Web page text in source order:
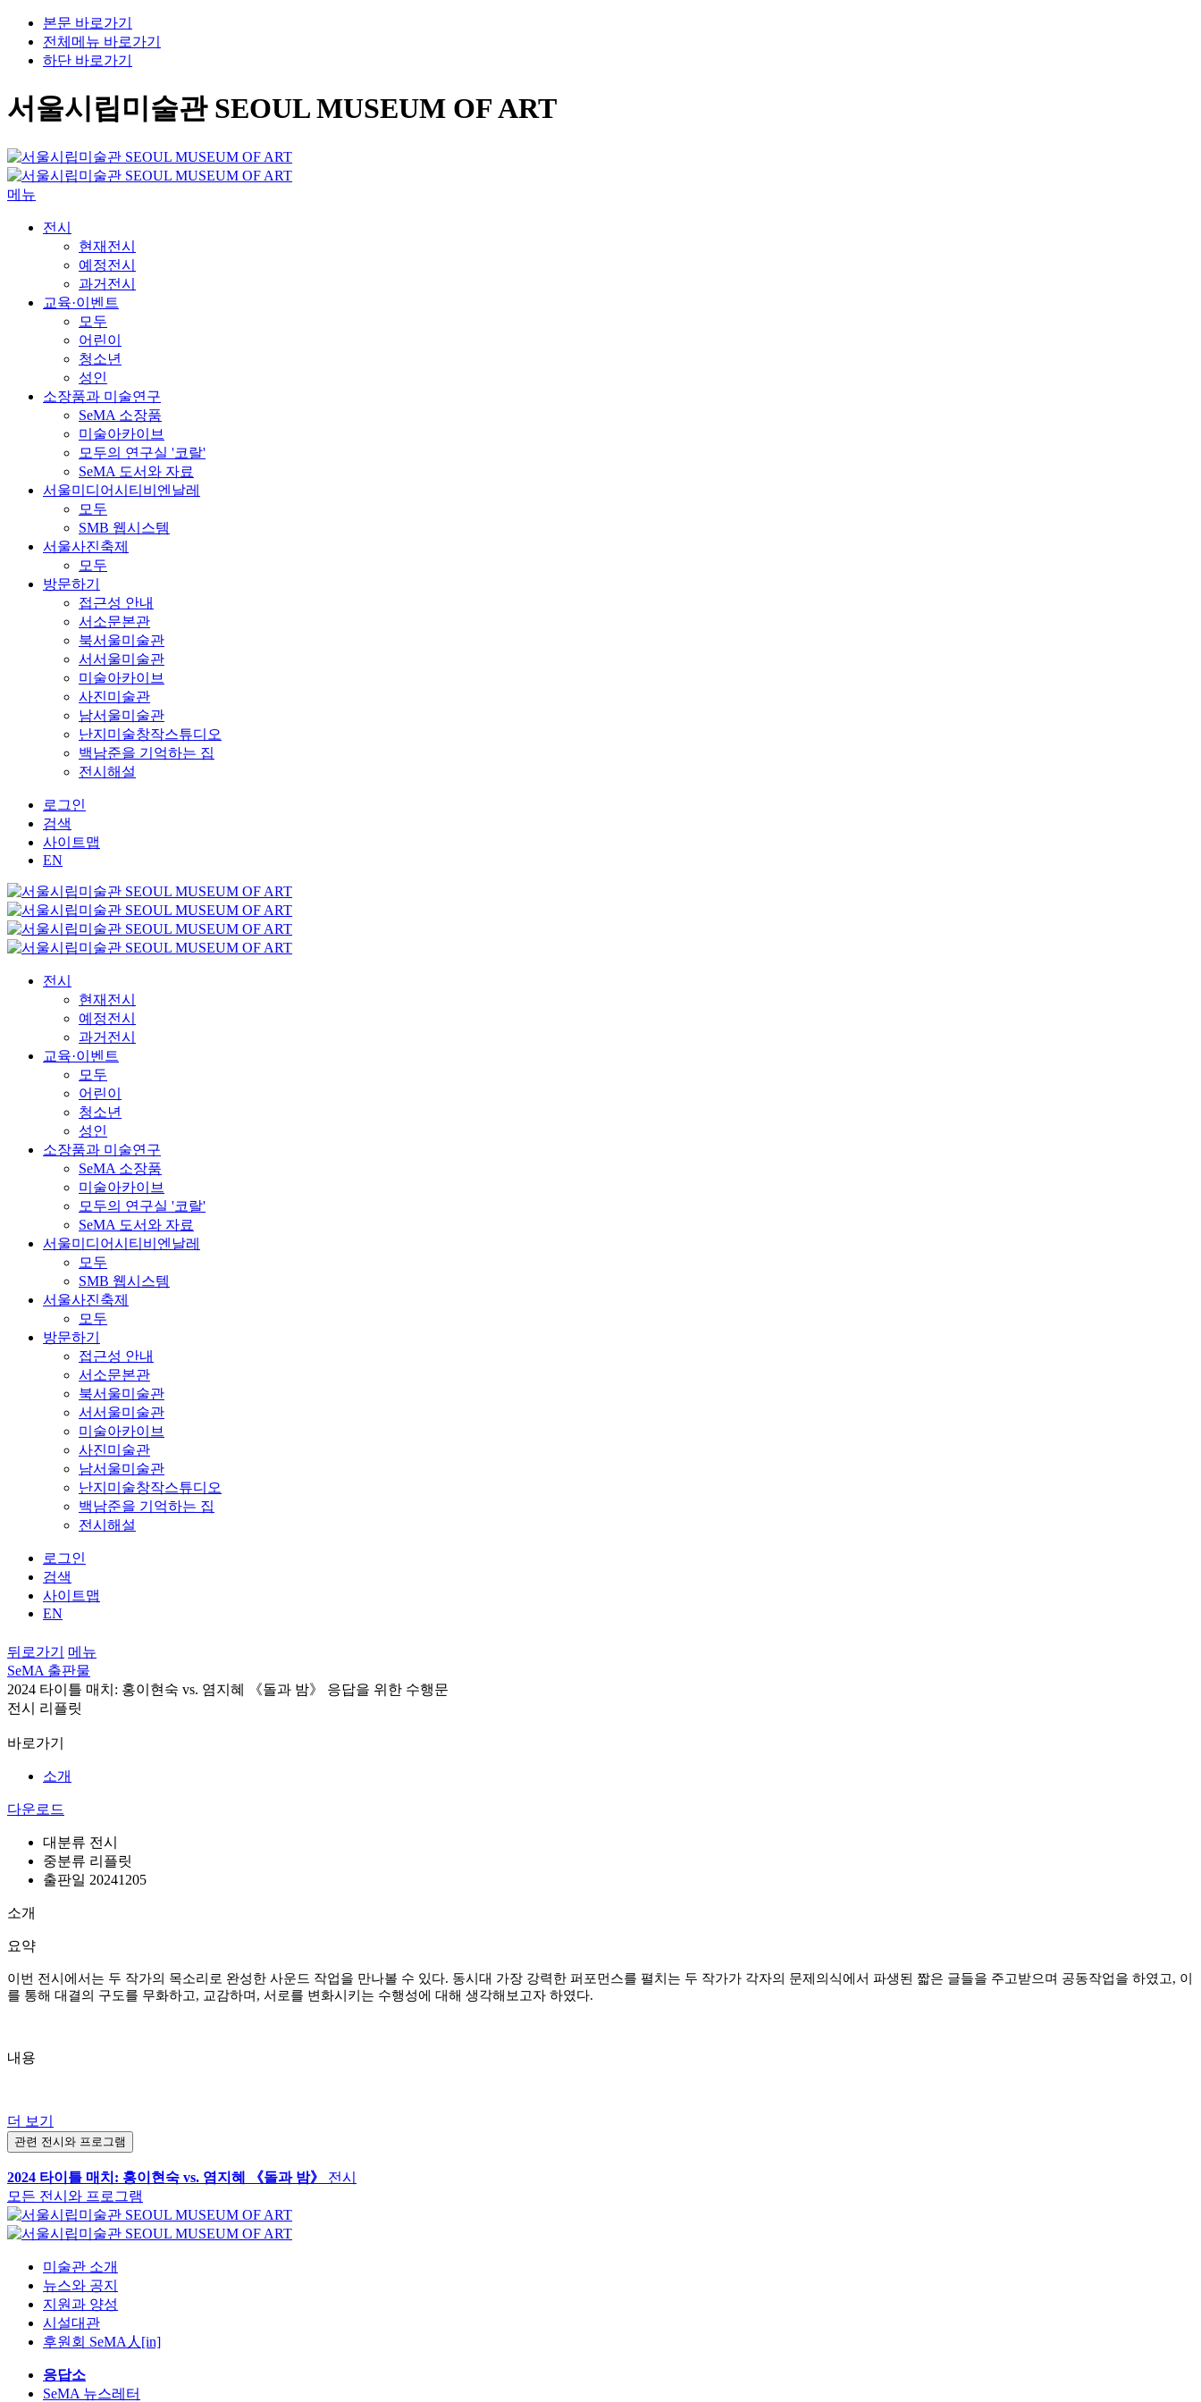
본문 바로가기
전체메뉴 바로가기
하단 바로가기
서울시립미술관 SEOUL MUSEUM OF ART
메뉴
전시
현재전시
예정전시
과거전시
교육·이벤트
모두
어린이
청소년
성인
소장품과 미술연구
SeMA 소장품
미술아카이브
모두의 연구실 '코랄'
SeMA 도서와 자료
서울미디어시티비엔날레
모두
SMB 웹시스템
서울사진축제
모두
방문하기
접근성 안내
서소문본관
북서울미술관
서서울미술관
미술아카이브
사진미술관
남서울미술관
난지미술창작스튜디오
백남준을 기억하는 집
전시해설
로그인
검색
사이트맵
EN
전시
현재전시
예정전시
과거전시
교육·이벤트
모두
어린이
청소년
성인
소장품과 미술연구
SeMA 소장품
미술아카이브
모두의 연구실 '코랄'
SeMA 도서와 자료
서울미디어시티비엔날레
모두
SMB 웹시스템
서울사진축제
모두
방문하기
접근성 안내
서소문본관
북서울미술관
서서울미술관
미술아카이브
사진미술관
남서울미술관
난지미술창작스튜디오
백남준을 기억하는 집
전시해설
로그인
검색
사이트맵
EN
뒤로가기
메뉴
SeMA 출판물
2024 타이틀 매치: 홍이현숙 vs. 염지혜 《돌과 밤》 응답을 위한 수행문
전시 리플릿
바로가기
소개
다운로드
대분류 전시
중분류 리플릿
출판일 20241205
소개
요약
이번 전시에서는 두 작가의 목소리로 완성한 사운드 작업을 만나볼 수 있다. 동시대 가장 강력한 퍼포먼스를 펼치는 두 작가가 각자의 문제의식에서 파생된 짧은 글들을 주고받으며 공동작업을 하였고, 이
를 통해 대결의 구도를 무화하고, 교감하며 , 서로를 변화시키는 수행성에 대해 생각해보고자 하였다.
내용
더 보기
관련 전시와 프로그램
2024 타이틀 매치: 홍이현숙 vs. 염지혜 《돌과 밤》
전시
모든 전시와 프로그램
미술관 소개
뉴스와 공지
지원과 양성
시설대관
후원회 SeMA人[in]
응답소
SeMA 뉴스레터